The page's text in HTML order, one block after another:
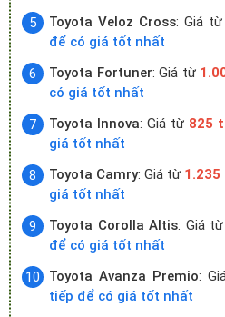
Toyota Veloz Cross: Giá từ
để có giá tốt nhất
Toyota Fortuner: Giá từ
có giá tốt nhất
Toyota Innova: Giá từ 825
giá tốt nhất
Toyota Camry: Giá từ
giá tốt nhất
Toyota Corolla Altis: Giá từ
để có giá tốt nhất
Toyota Avanza Premio:
tiếp để có giá tốt nhất